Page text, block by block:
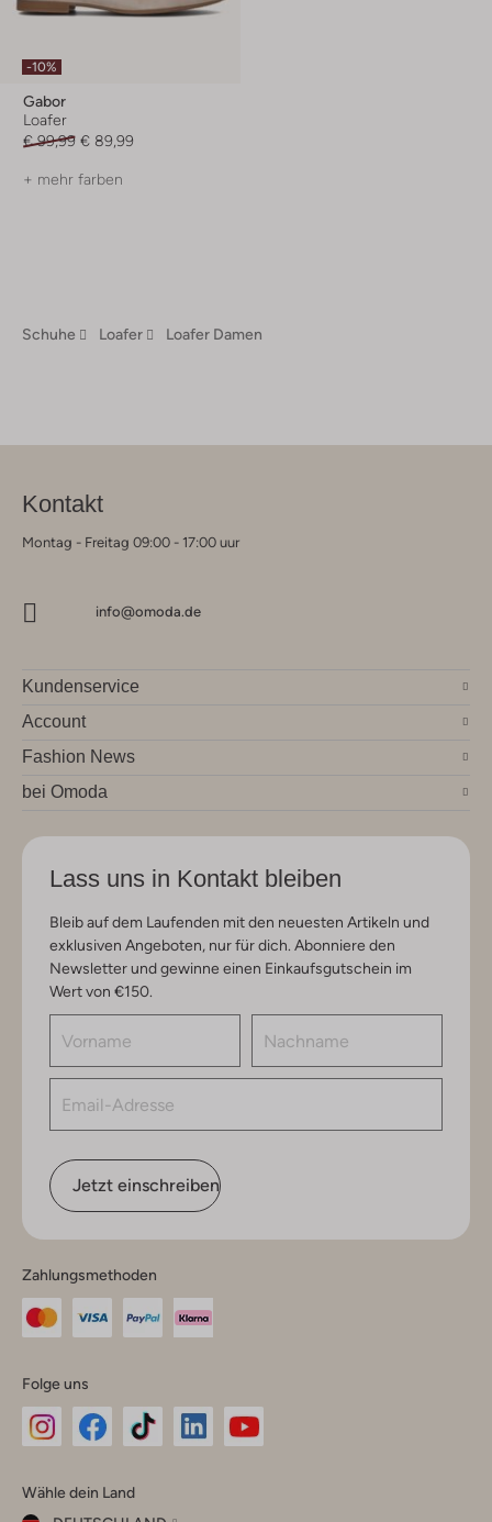
-10%
Gabor
Loafer
€ 99,99 € 89,99
+ mehr farben
Schuhe Loafer Loafer Damen
Kontakt
Montag - Freitag 09:00 - 17:00 uur
info@omoda.de
Kundenservice
Account
Fashion News
bei Omoda
Lass uns in Kontakt bleiben
Bleib auf dem Laufenden mit den neuesten Artikeln und
exklusiven Angeboten, nur für dich. Abonniere den
Newsletter und gewinne einen Einkaufsgutschein im
Wert von €150.
Jetzt einschreiben
Zahlungsmethoden
Folge uns
Instagram
Facebook
TikTok
Wähle dein Land